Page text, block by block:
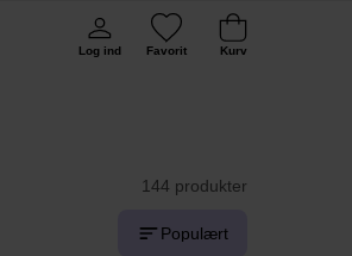
Log ind Favorit Kurv
144 produkter
Populært